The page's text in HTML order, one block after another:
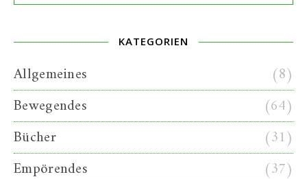
KATEGORIEN
Allgemeines
(8)
Bewegendes
(64)
Bücher
(31)
Empörendes
(37)